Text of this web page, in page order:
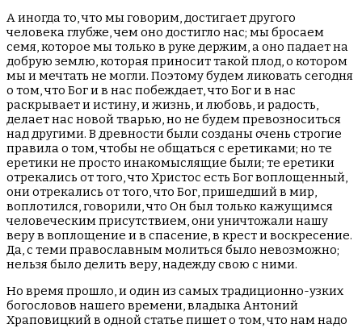
А иногда то, что мы говорим, достигает другого
человека глубже, чем оно достигло нас; мы бросаем
семя, которое мы только в руке держим, а оно падает на
добрую землю, которая приносит такой плод, о котором
мы и мечтать не могли. Поэтому будем ликовать сегодня
о том, что Бог и в нас побеждает, что Бог и в нас
раскрывает и истину, и жизнь, и любовь, и радость,
делает нас новой тварью, но не будем превозноситься
над другими. В древности были созданы очень строгие
правила о том, чтобы не общаться с еретиками; но те
еретики не просто инакомыслящие были; те еретики
отрекались от того, что Христос есть Бог воплощенный,
они отрекались от того, что Бог, пришедший в мир,
воплотился, говорили, что Он был только кажущимся
человеческим присутствием, они уничтожали нашу
веру в воплощение и в спасение, в крест и воскресение.
Да, с теми православным молиться было невозможно;
нельзя было делить веру, надежду свою с ними.
Но время прошло, и один из самых традиционно-узких
богословов нашего времени, владыка Антоний
Храповицкий в одной статье пишет о том, что нам надо